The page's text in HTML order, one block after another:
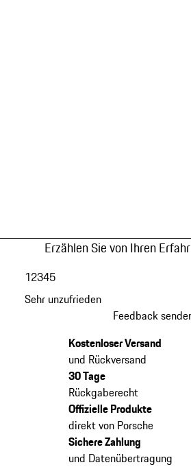
Erzählen Sie von Ihren
Sehr unzufrieden
12345
Feedback
Kostenloser Versand
und Rückversand
30 Tage
Rückgaberecht
Offizielle Produkte
direkt von Porsche
Sichere Zahlung
und Datenübertragung